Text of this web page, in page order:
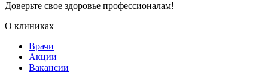
Доверьте свое здоровье профессионалам!
О клиниках
Врачи
Акции
Вакансии